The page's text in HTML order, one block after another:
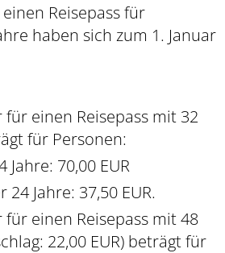
Reisepass für
haben sich zum 1. Januar
für einen Reisepass mit 32
für Personen:
Jahre: 70,00 EUR
24 Jahre: 37,50 EUR.
für einen Reisepass mit 48
22,00 EUR) beträgt für